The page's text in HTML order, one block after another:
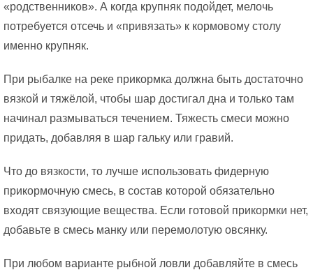
«родственников». А когда крупняк подойдет, мелочь
потребуется отсечь и «привязать» к кормовому столу
именно крупняк.
При рыбалке на реке прикормка должна быть достаточно
вязкой и тяжёлой, чтобы шар достигал дна и только там
начинал размываться течением. Тяжесть смеси можно
придать, добавляя в шар гальку или гравий.
Что до вязкости, то лучше использовать фидерную
прикормочную смесь, в состав которой обязательно
входят связующие вещества. Если готовой прикормки нет,
добавьте в смесь манку или перемолотую овсянку.
При любом варианте рыбной ловли добавляйте в смесь